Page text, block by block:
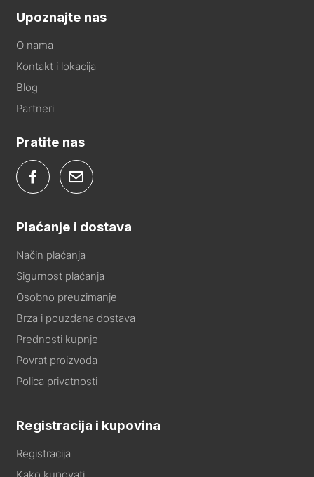
Upoznajte nas
O nama
Kontakt i lokacija
Blog
Partneri
Pratite nas
Plaćanje i dostava
Način plaćanja
Sigurnost plaćanja
Osobno preuzimanje
Brza i pouzdana dostava
Prednosti kupnje
Povrat proizvoda
Polica privatnosti
Registracija i kupovina
Registracija